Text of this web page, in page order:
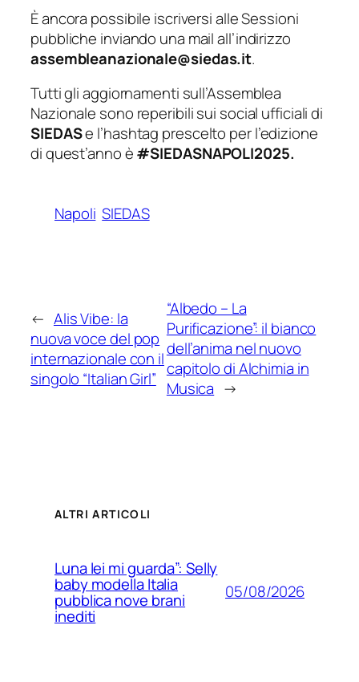
È ancora possibile iscriversi alle Sessioni
pubbliche inviando una mail all’indirizzo
assembleanazionale@siedas.it.
Tutti gli aggiornamenti sull’Assemblea
Nazionale sono reperibili sui social ufficiali di
SIEDASe l’hashtag prescelto per l’edizione
di quest’anno è#SIEDASNAPOLI2025.
Napoli SIEDAS
← Alis Vibe: la
nuova voce del pop
internazionale con il
singolo “Italian Girl”
“Albedo – La
Purificazione”: il bianco
dell’anima nel nuovo
capitolo di Alchimia in
Musica →
ALTRI ARTICOLI
Luna lei mi guarda”: Selly
baby modella Italia
pubblica nove brani
inediti
05/08/2026